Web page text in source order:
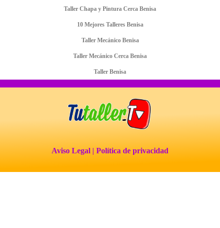
Taller Chapa y Pintura Cerca Benisa
10 Mejores Talleres Benisa
Taller Mecánico Benisa
Taller Mecánico Cerca Benisa
Taller Benisa
Aviso Legal | Política de privacidad